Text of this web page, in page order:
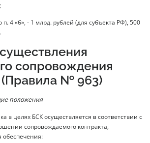
4 «б», - 1 млрд. рублей (для субъекта РФ), 500
сопровождения
(Правила № 963)
положения
в целях БСК осуществляется в соответствии с
сопровождаемого контракта,
обеспечения: